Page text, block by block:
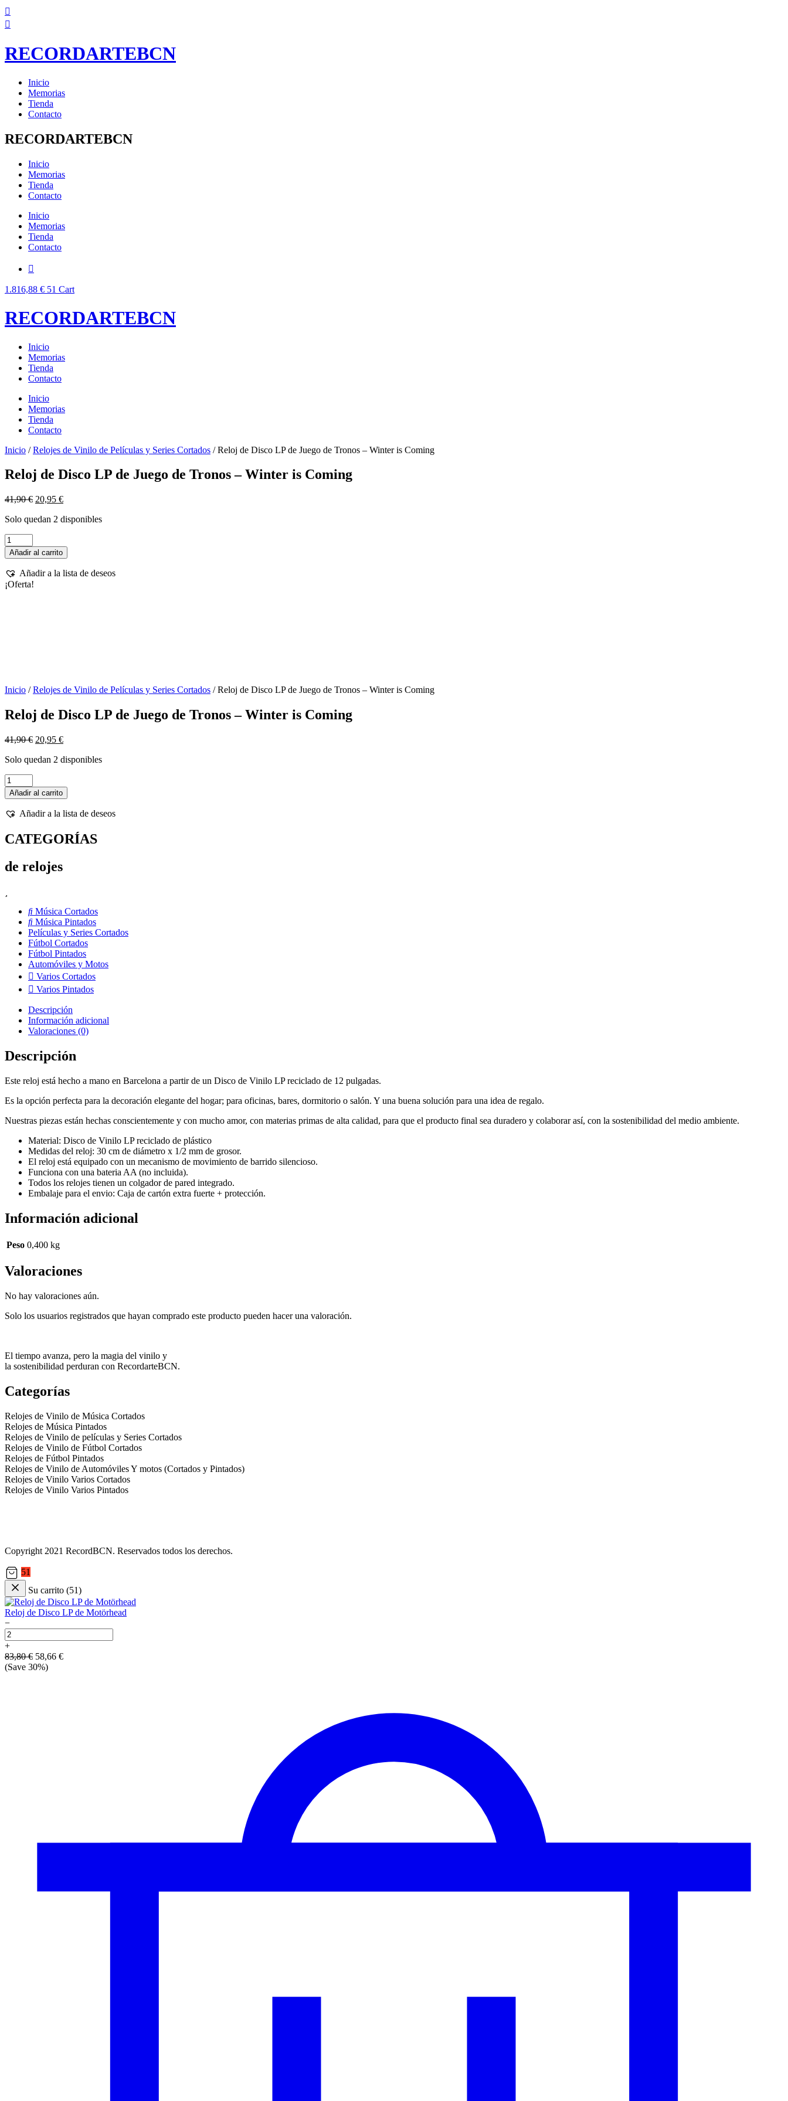
Ir
al
contenido
RECORDARTEBCN
Inicio
Memorias
Tienda
Contacto
RECORDARTEBCN
Inicio
Memorias
Tienda
Contacto
Inicio
Memorias
Tienda
Contacto
1.816,88 € 51 Cart
RECORDARTEBCN
Inicio
Memorias
Tienda
Contacto
Inicio
Memorias
Tienda
Contacto
Inicio /Relojes de Vinilo de Películas y Series Cortados / Reloj de Disco LP de Juego de Tronos – Winter is Coming
Reloj de Disco LP de Juego de Tronos – Winter is Coming
41,90€ El
original
20,95 €El
actual
Solo quedan 2 disponibles
Reloj
de
Disco
LP
de
Juego
Añadir al carrito
Añadir a la lista de deseos
¡Oferta!
Inicio /Relojes de Vinilo de Películas y Series Cortados / Reloj de Disco LP de Juego de Tronos – Winter is Coming
Reloj de Disco LP de Juego de Tronos – Winter is Coming
41,90€ El
original
20,95 €El
actual
Solo quedan 2 disponibles
Reloj
de
Disco
LP
de
de
-
Winter
Coming
Añadir al carrito
Añadir a la lista de deseos
CATEGORÍAS
de relojes
Música Cortados
Música Pintados
Películas y Series Cortados
Fútbol Cortados
Fútbol Pintados
Automóviles y Motos
Varios Cortados
Varios Pintados
Descripción
Información adicional
Valoraciones (0)
Descripción
Este reloj está hecho a mano en Barcelona a partir de un Disco de Vinilo LP reciclado de 12 pulgadas.
Es la opción perfecta para la decoración elegante del hogar; para oficinas, bares, dormitorio o salón. Y una buena solución para una idea de regalo.
Nuestras piezas están hechas conscientemente y con mucho amor, con materias primas de alta calidad, para que el producto final sea duradero y colaborar así, con la sostenibilidad del medio ambiente.
Material: Disco de Vinilo LP reciclado de plástico
Medidas del reloj: 30 cm de diámetro x 1/2 mm de grosor.
El reloj está equipado con un mecanismo de movimiento de barrido silencioso.
Funciona con una bateria AA (no incluida).
Todos los relojes tienen un colgador de pared integrado.
Embalaje para el envio: Caja de cartón extra fuerte + protección.
Información adicional
Peso 0,400 kg
Valoraciones
No hay valoraciones aún.
Solo los usuarios registrados que hayan comprado este producto pueden hacer una valoración.
El tiempo avanza, pero la magia del vinilo y
la sostenibilidad perduran con RecordarteBCN.
Categorías
Relojes de Vinilo de Música Cortados
Relojes de Música Pintados
Relojes de Vinilo de películas y Series Cortados
Relojes de Vinilo de Fútbol Cortados
Relojes de Fútbol Pintados
Relojes de Vinilo de Automóviles Y motos (Cortados y Pintados)
Relojes de Vinilo Varios Cortados
Relojes de Vinilo Varios Pintados
Copyright 2021 RecordBCN. Reservados todos los derechos.
51
Su carrito (51)
Reloj de Disco LP de Motörhead
−
+
83,80 € 58,66 €
(Save 30%)